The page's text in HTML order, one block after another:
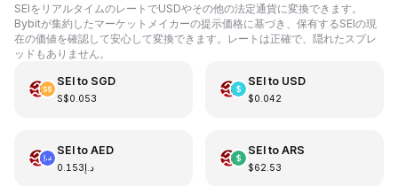
SEIをリアルタイムのレートでUSDやその他の法定通貨に変換できます。
Bybitが集約したマーケットメイカーの提示価格に基づき、保有するSEIの現
在の価値を確認して安心して変換できます。レートは正確で、隠れたスプレ
ッドもありません。
SEIto SGD
S$0.053
SEIto USD
$0.042
SEIto AED
د.إ0.153
SEIto ARS
$62.53